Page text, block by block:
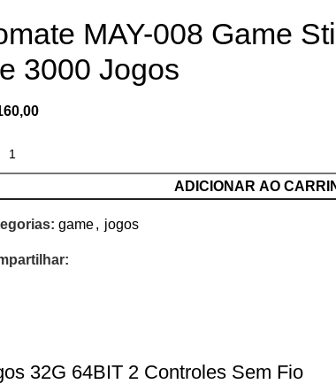
MAY-008 Game
3000 Jogos
ADICIONAR AO
game, jogos
32G 64BIT 2 Controles Sem Fio